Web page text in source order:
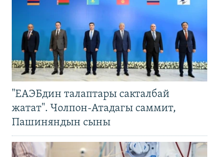
"ЕАЭБдин талаптары сакталбай
жатат". Чолпон-Атадагы саммит,
Пашиняндын сыны